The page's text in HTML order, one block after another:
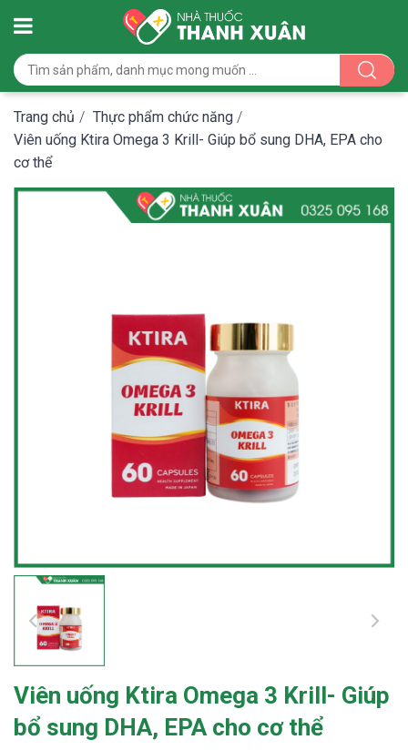
Trang chủ / Thực phẩm chức năng /
Viên uống Ktira Omega 3 Krill- Giúp bổ sung DHA, EPA cho
cơ thể
Viên uống Ktira Omega 3 Krill- Giúp
bổ sung DHA, EPA cho cơ thể